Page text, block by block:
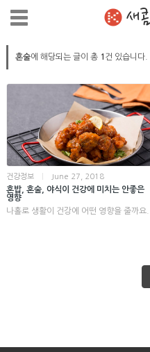
새
혼술에 해당되는 글이 총 1 건 있습니다.
건강정보 June 27, 2018
혼밥, 혼술, 야식이 건강에 미치는 안좋은
영향
나홀로 생활이 건강에 어떤 영향을 줄까요.